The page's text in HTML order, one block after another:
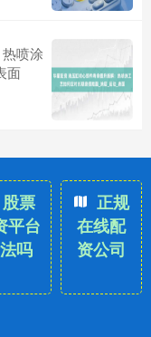
喷涂
面
股票
平台
吗
正规
在线配
资公司